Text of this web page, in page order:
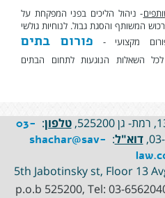
- ניהול הליכים בפני המפקחת על
המשותף והסגת גבול. לנוחיות גולשי
מקצועי -
פורום בתים
השאלות הנוגעות לתחום הבתים
טלפון:
03-
דוא"ל:
shachar@sav-
p.o.b 525200, Tel: 03-